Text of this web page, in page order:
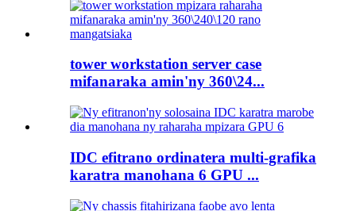
tower workstation server case
mifanaraka amin'ny 360\24...
IDC efitrano ordinatera multi-grafika
karatra manohana 6 GPU ...